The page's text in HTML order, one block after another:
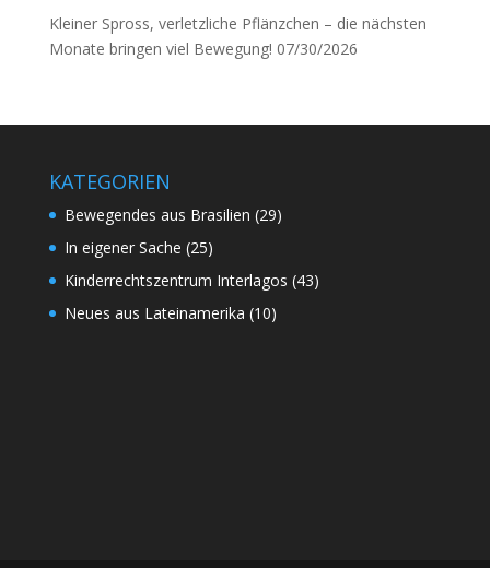
Kleiner Spross, verletzliche Pflänzchen – die nächsten
Monate bringen viel Bewegung! 07/30/2026
KATEGORIEN
Bewegendes aus Brasilien (29)
In eigener Sache (25)
Kinderrechtszentrum Interlagos (43)
Neues aus Lateinamerika (10)